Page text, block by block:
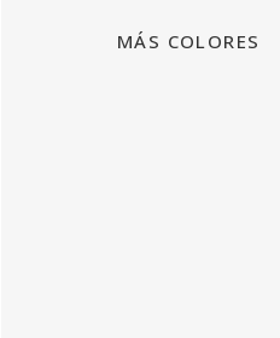
MÁS COLORES